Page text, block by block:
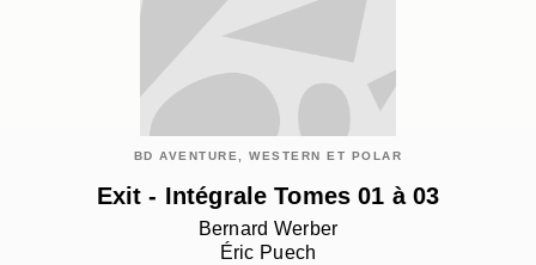
BD AVENTURE, WESTERN ET POLAR
Exit - Intégrale Tomes 01 à 03
Bernard Werber
Éric Puech